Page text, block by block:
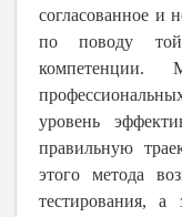
согласованное и
по поводу
компетенции.
уровень
правильную
этого метода
тестирования, а